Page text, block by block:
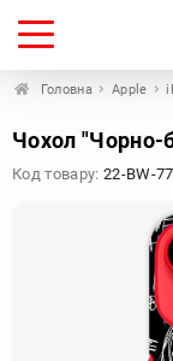
Головна Apple
Чохол "Чорно-
Код товару: 22-BW-